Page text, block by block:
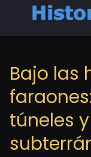
Bajo las
túneles